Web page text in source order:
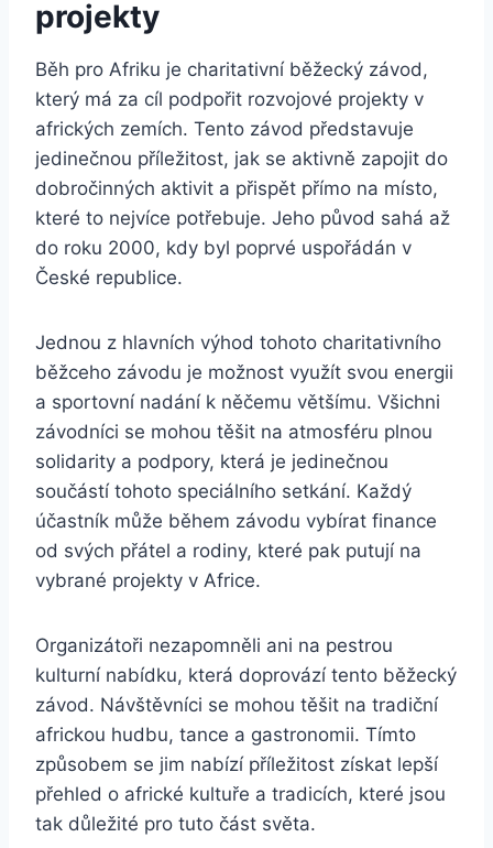
projekty
Běh pro Afriku je charitativní běžecký závod,
který má za cíl podpořit rozvojové projekty v
afrických zemích. Tento závod představuje
jedinečnou příležitost, jak se aktivně zapojit do
dobročinných aktivit a přispět přímo na místo,
které to nejvíce potřebuje. Jeho původ sahá až
do roku 2000, kdy byl poprvé uspořádán v
České republice.
Jednou z hlavních výhod tohoto charitativního
běžceho závodu je možnost využít svou energii
a sportovní nadání k něčemu většímu. Všichni
závodníci se mohou těšit na atmosféru plnou
solidarity a podpory, která je jedinečnou
součástí tohoto speciálního setkání. Každý
účastník může během závodu vybírat finance
od svých přátel a rodiny, které pak putují na
vybrané projekty v Africe.
Organizátoři nezapomněli ani na pestrou
kulturní nabídku, která doprovází tento běžecký
závod. Návštěvníci se mohou těšit na tradiční
africkou hudbu, tance a gastronomii. Tímto
způsobem se jim nabízí příležitost získat lepší
přehled o africké kultuře a tradicích, které jsou
tak důležité pro tuto část světa.